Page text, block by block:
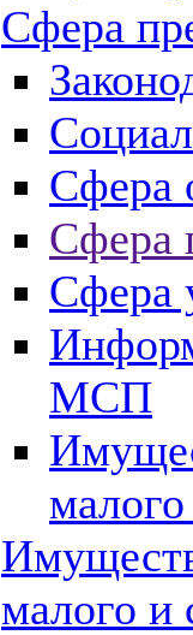
Сфера
Сфера
Сфера
Сфера
МСП
малого и